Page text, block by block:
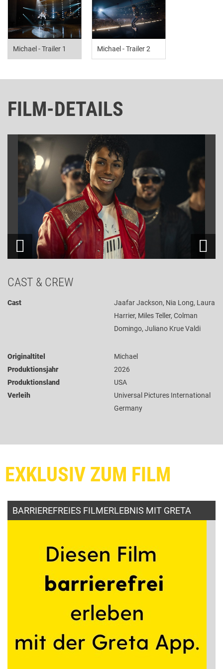
Michael - Trailer 1 Michael - Trailer 2
FILM-DETAILS
CAST & CREW
Cast
Jaafar Jackson, Nia Long, Laura
Harrier, Miles Teller, Colman
Domingo, Juliano Krue Valdi
Originaltitel
Michael
Produktionsjahr
2026
Produktionsland
USA
Verleih
Universal Pictures International
Germany
EXKLUSIV ZUM FILM
BARRIEREFREIES FILMERLEBNIS MIT GRETA